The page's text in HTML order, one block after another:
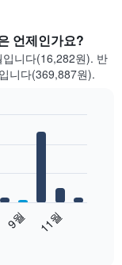
언제인가요?
니다(16,282원). 반
니다(369,887원).
9월 11월